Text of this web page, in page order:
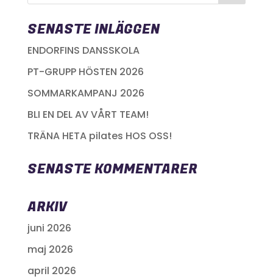
SENASTE INLÄGGEN
ENDORFINS DANSSKOLA
PT-GRUPP HÖSTEN 2026
SOMMARKAMPANJ 2026
BLI EN DEL AV VÅRT TEAM!
TRÄNA HETA pilates HOS OSS!
SENASTE KOMMENTARER
ARKIV
juni 2026
maj 2026
april 2026